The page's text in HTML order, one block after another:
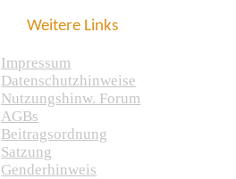
Weitere Links
Impressum
Datenschutzhinweise
Nutzungshinw. Forum
AGBs
Beitragsordnung
Satzung
Genderhinweis